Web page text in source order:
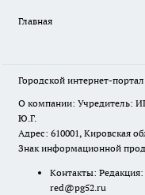
Главная
Городской интернет-
О компании: Учредитель:
Ю.Г.
Адрес: 610001, Кировская
Знак информационной
Контакты:
red@pg52.ru